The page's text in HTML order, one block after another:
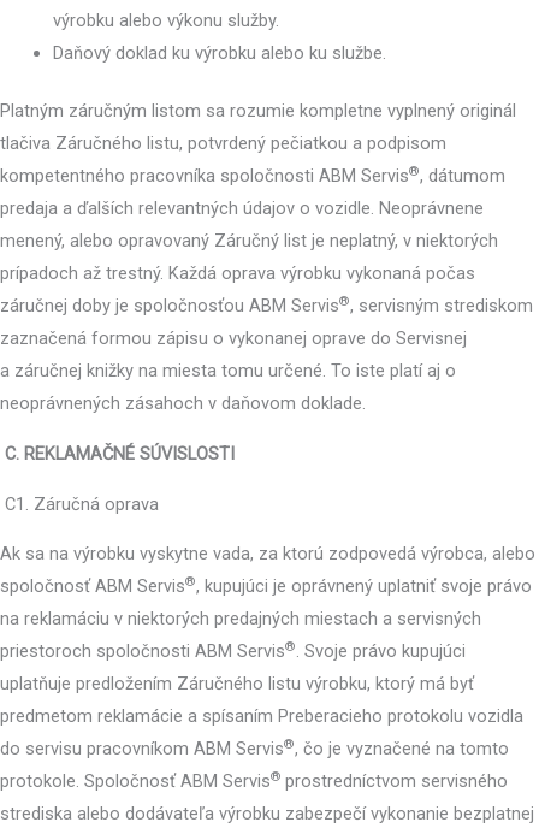
výrobku alebo výkonu služby.
Daňový doklad ku výrobku alebo ku službe.
Platným záručným listom sa rozumie kompletne vyplnený originál
tlačiva Záručného listu, potvrdený pečiatkou a podpisom
kompetentného pracovníka spoločnosti ABM Servis®, dátumom
predaja a ďalších relevantných údajov o vozidle. Neoprávnene
menený, alebo opravovaný Záručný list je neplatný, v niektorých
prípadoch až trestný. Každá oprava výrobku vykonaná počas
záručnej doby je spoločnosťou ABM Servis®, servisným strediskom
zaznačená formou zápisu o vykonanej oprave do Servisnej
a záručnej knižky na miesta tomu určené. To iste platí aj o
neoprávnených zásahoch v daňovom doklade.
C. REKLAMAČNÉ SÚVISLOSTI
C1. Záručná oprava
Ak sa na výrobku vyskytne vada, za ktorú zodpovedá výrobca, alebo
spoločnosť ABM Servis®, kupujúci je oprávnený uplatniť svoje právo
na reklamáciu v niektorých predajných miestach a servisných
priestoroch spoločnosti ABM Servis®. Svoje právo kupujúci
uplatňuje predložením Záručného listu výrobku, ktorý má byť
predmetom reklamácie a spísaním Preberacieho protokolu vozidla
do servisu pracovníkom ABM Servis®, čo je vyznačené na tomto
protokole. Spoločnosť ABM Servis® prostredníctvom servisného
strediska alebo dodávateľa výrobku zabezpečí vykonanie bezplatnej